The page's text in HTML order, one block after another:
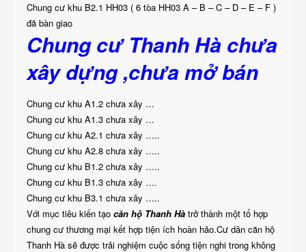
Chung cư khu B2.1 HH03 ( 6 tòa HH03 A – B – C – D – E – F )
đã bàn giao
Chung cư Thanh Hà chưa
xây dựng ,chưa mở bán
Chung cư khu A1.2 chưa xây …
Chung cư khu A1.3 chưa xây …
Chung cư khu A2.1 chưa xây …..
Chung cư khu A2.8 chưa xây …..
Chung cư khu B1.2 chưa xây …..
Chung cư khu B1.3 chưa xây ….
Chung cư khu B3.1 chưa xây …..
Với mục tiêu kiến tạo căn hộ Thanh Hàtrở thành một tổ hợp
chung cư thương mại kết hợp tiện ích hoàn hảo.Cư dân căn hộ
Thanh Hà sẽ được trải nghiệm cuộc sống tiện nghi trong không